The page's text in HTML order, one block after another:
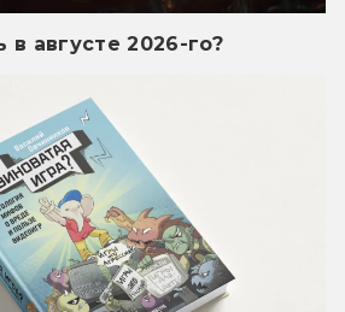
в августе 2026-го?